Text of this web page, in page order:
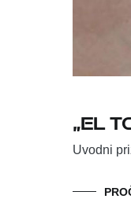
„El
Uvodni